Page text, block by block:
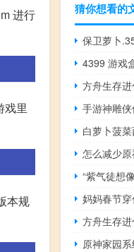
进行
戏里
本规
猜你想看的
保卫萝卜
4399 游戏
方舟生存
手游神雕
白萝卜菠
怎么减少
“紫气徒想
妈妈春节
方舟生存
原神家园